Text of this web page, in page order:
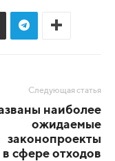
Следующая статья
наиболее
ожидаемые
законопроекты
в сфере отходов